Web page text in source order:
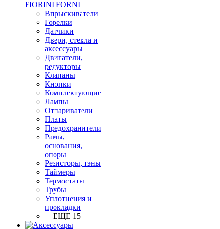
FIORINI FORNI
Впрыскиватели
Горелки
Датчики
Двери, стекла и
аксессуары
Двигатели,
редукторы
Клапаны
Кнопки
Комплектующие
Лампы
Отпариватели
Платы
Предохранители
Рамы,
основания,
опоры
Резисторы, тэны
Таймеры
Термостаты
Трубы
Уплотнения и
прокладки
+ ЕЩЕ 15